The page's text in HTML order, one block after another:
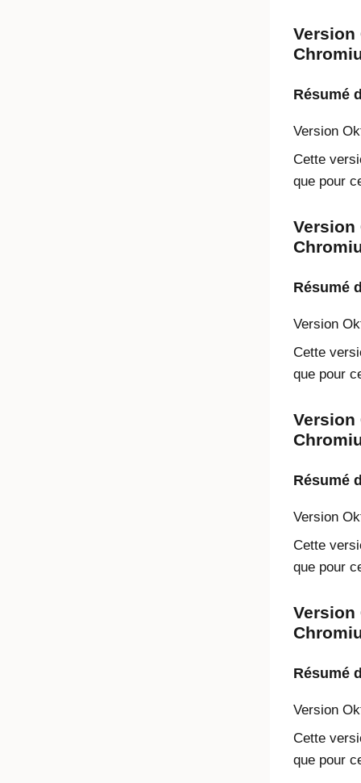
Version
Résumé
Version
Cette
que pour
Version
Résumé
Version
Cette
que pour
Version
Résumé
Version
Cette
que pour
Version
Résumé
Version
Cette
que pour